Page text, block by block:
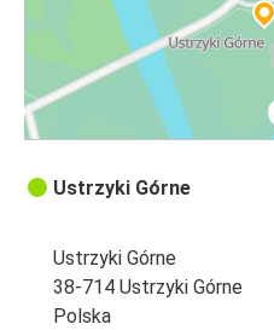
Ustrzyki Górne
Ustrzyki Górne
38-714 Ustrzyki Górne
Polska